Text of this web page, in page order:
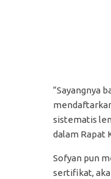
“Sayangnya
sistematis
dalam Rapat
Sofyan pun
sertifikat,